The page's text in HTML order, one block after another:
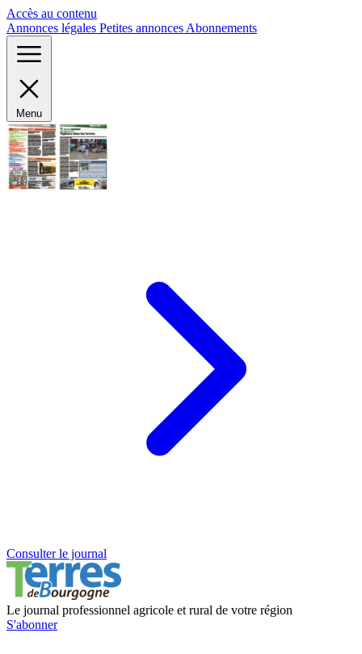
Accès au contenu
Annonces légales Petites annonces Abonnements
Menu
Consulter le journal
Le journal professionnel agricole et rural de votre région
S'abonner
Panneau de gestion des cookies